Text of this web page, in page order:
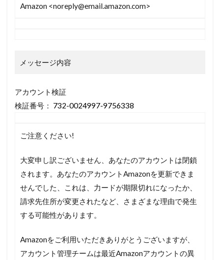
Amazon <noreply@email.amazon.com>
メッセージ内容
アカウント検証
検証番号： 732-0024997-9756338
ご注意ください!
大変申し訳ございません、あなたのアカウントは閉鎖
されます。 あなたのアカウントAmazonを更新できま
せんでした、
これは、力ードが期限切れになったか、
請求先住所が変更されたなど、
さまざまな理由で発生
する可能性があります。
Amazonをご利用いただきありがとうございますが、
アカウント管理チームは最近Amazonアカウントの異